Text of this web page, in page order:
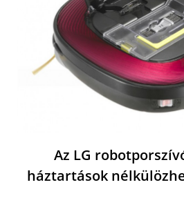
Az LG
háztartások